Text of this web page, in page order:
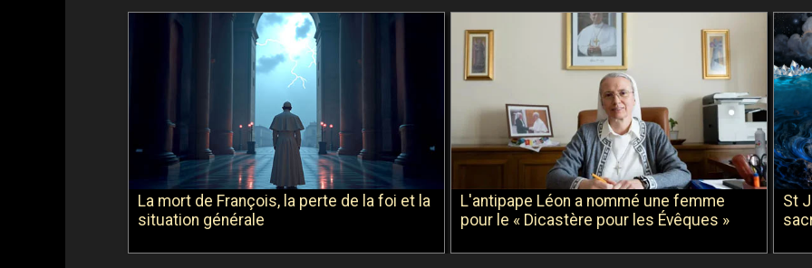
La mort de François, la perte de la foi et la
situation générale
L'antipape Léon a nommé une femme
pour le « Dicastère pour les Évêques »
St